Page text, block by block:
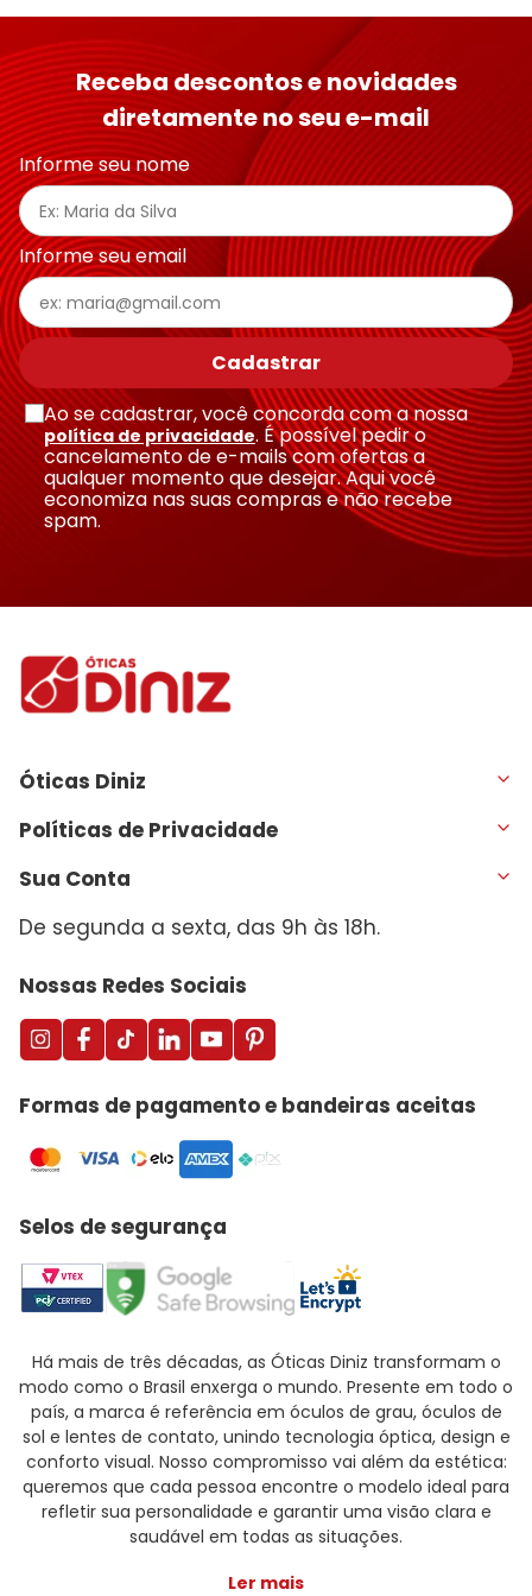
Receba descontos e novidades
diretamente no seu e-mail
Informe seu nome
Informe seu email
Cadastrar
Ao se cadastrar, você concorda com a nossa
política de privacidade. É possível pedir o
cancelamento de e-mails com ofertas a
qualquer momento que desejar. Aqui você
economiza nas suas compras e não recebe
spam.
Óticas Diniz
Políticas de Privacidade
Sua Conta
De segunda a sexta, das 9h às 18h.
Nossas Redes Sociais
Formas de pagamento e bandeiras aceitas
Selos de segurança
Há mais de três décadas, as Óticas Diniz transformam o
modo como o Brasil enxerga o mundo. Presente em todo o
país, a marca é referência em óculos de grau, óculos de
sol e lentes de contato, unindo tecnologia óptica, design e
conforto visual. Nosso compromisso vai além da estética:
queremos que cada pessoa encontre o modelo ideal para
refletir sua personalidade e garantir uma visão clara e
saudável em todas as situações.
Ler mais